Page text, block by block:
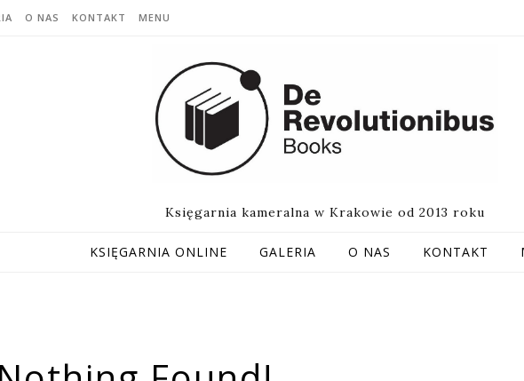
O NAS KONTAKT MENU
Księgarnia kameralna w Krakowie od 2013 roku
KSIĘGARNIA ONLINE GALERIA O NAS KONTAKT